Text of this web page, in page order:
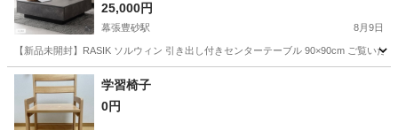
25,000円
幕張豊砂駅 8月9日
【新品未開封】RASIK ソルウィン 引き出し付きセンターテーブル 90×90cm ご覧い
千葉 千葉市 幕張豊砂駅
学習椅子
0円